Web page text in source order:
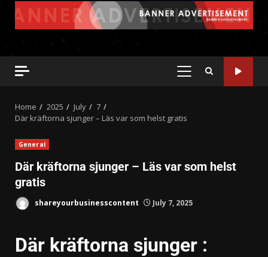
Home 2025 July
7
Där kräftorna sjunger – Läs var som helst gratis
General
Där kräftorna sjunger – Läs var som helst
gratis
shareyourbusinesscontent July 7, 2025
Där kräftorna sjunger :